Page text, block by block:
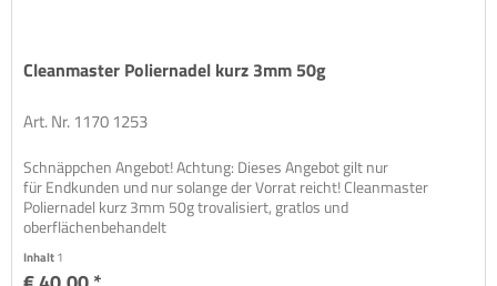
Cleanmaster Poliernadel kurz 3mm 50g
Art. Nr. 1170 1253
Schnäppchen Angebot! Achtung: Dieses Angebot gilt nur
für Endkunden und nur solange der Vorrat reicht! Cleanmaster
Poliernadel kurz 3mm 50g trovalisiert, gratlos und
oberflächenbehandelt
Inhalt1